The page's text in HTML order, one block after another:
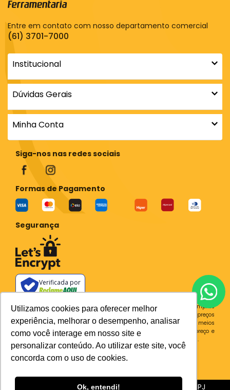
Utilizamos cookies para oferecer melhor
experiência, melhorar o desempenho, analisar
como você interage em nosso site e
personalizar conteúdo. Ao utilizar este site, você
concorda com o uso de cookies.
Ok, entendi!
Entre em contato com nosso departamento comercial
(61) 3701-7000
Institucional
Dúvidas Gerais
Minha Conta
Siga-nos nas redes sociais
Formas de Pagamento
Segurança
Verificada por
Todos os preços e condições deste site são válidos apenas para compras
no site e não se aplicam a Loja Física. Destacamos que os preços
previstos no site prevalecem aos demais anunciados em outros meios
de comunicação e sites de buscas. Em caso de divergência do preço e
condições no site, o valor válido é sempre o do carrinho de compras.
Plataforma
Sia Trecho 3, 510 BRASILIA - DF CEP 71200-030 CNPJ